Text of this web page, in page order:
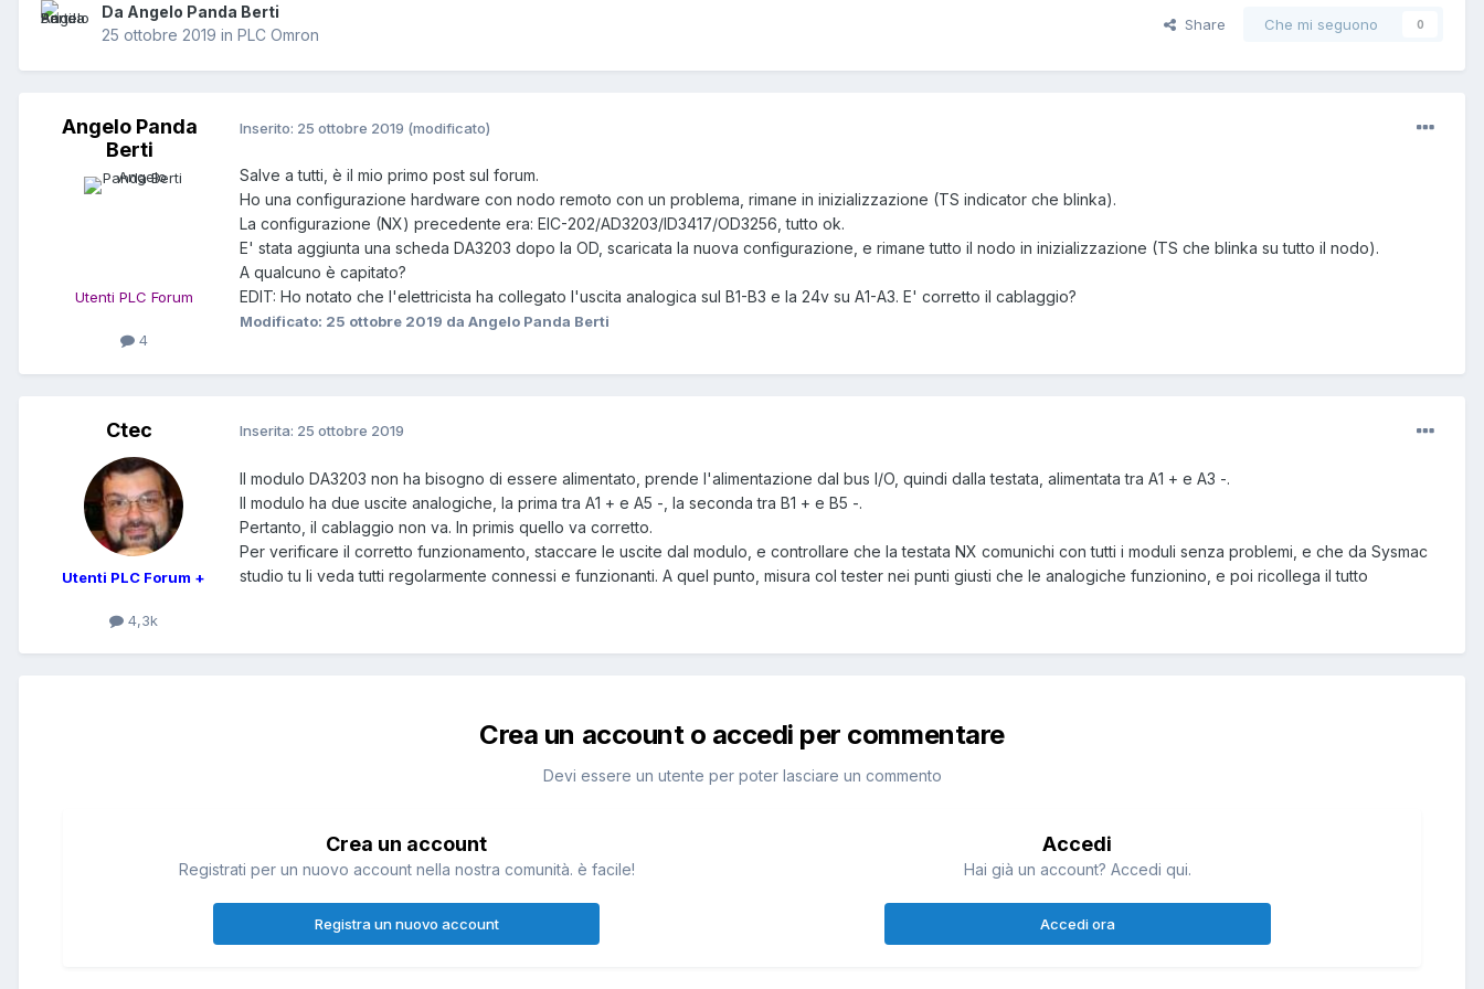
Da Angelo Panda Berti
25 ottobre 2019 in PLC Omron
Share Che mi seguono 0
Angelo Panda
Berti
Utenti PLC Forum
4
Inserito: 25 ottobre 2019 (modificato)
Salve a tutti, è il mio primo post sul forum.
Ho una configurazione hardware con nodo remoto con un problema, rimane in inizializzazione (TS indicator che blinka).
La configurazione (NX) precedente era: EIC-202/AD3203/ID3417/OD3256, tutto ok.
E' stata aggiunta una scheda DA3203 dopo la OD, scaricata la nuova configurazione, e rimane tutto il nodo in inizializzazione (TS che blinka su tutto il nodo).
A qualcuno è capitato?
EDIT: Ho notato che l'elettricista ha collegato l'uscita analogica sul B1-B3 e la 24v su A1-A3. E' corretto il cablaggio?
Modificato: 25 ottobre 2019 da Angelo Panda Berti
Ctec
Utenti PLC Forum +
4,3k
Inserita: 25 ottobre 2019
Il modulo DA3203 non ha bisogno di essere alimentato, prende l'alimentazione dal bus I/O, quindi dalla testata, alimentata tra A1 + e A3 -.
Il modulo ha due uscite analogiche, la prima tra A1 + e A5 -, la seconda tra B1 + e B5 -.
Pertanto, il cablaggio non va. In primis quello va corretto.
Per verificare il corretto funzionamento, staccare le uscite dal modulo, e controllare che la testata NX comunichi con tutti i moduli senza problemi, e che da Sysmac
studio tu li veda tutti regolarmente connessi e funzionanti. A quel punto, misura col tester nei punti giusti che le analogiche funzionino, e poi ricollega il tutto
Crea un account o accedi per commentare
Devi essere un utente per poter lasciare un commento
Crea un account
Registrati per un nuovo account nella nostra comunità. è facile!
Registra un nuovo account
Accedi
Hai già un account? Accedi qui.
Accedi ora